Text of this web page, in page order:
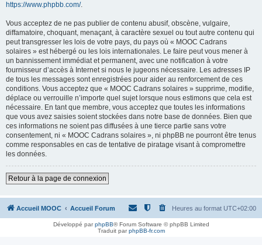
https://www.phpbb.com/.
Vous acceptez de ne pas publier de contenu abusif, obscène, vulgaire,
diffamatoire, choquant, menaçant, à caractère sexuel ou tout autre contenu qui
peut transgresser les lois de votre pays, du pays où « MOOC Cadrans
solaires » est hébergé ou les lois internationales. Le faire peut vous mener à
un bannissement immédiat et permanent, avec une notification à votre
fournisseur d’accès à Internet si nous le jugeons nécessaire. Les adresses IP
de tous les messages sont enregistrées pour aider au renforcement de ces
conditions. Vous acceptez que « MOOC Cadrans solaires » supprime, modifie,
déplace ou verrouille n’importe quel sujet lorsque nous estimons que cela est
nécessaire. En tant que membre, vous acceptez que toutes les informations
que vous avez saisies soient stockées dans notre base de données. Bien que
ces informations ne soient pas diffusées à une tierce partie sans votre
consentement, ni « MOOC Cadrans solaires », ni phpBB ne pourront être tenus
comme responsables en cas de tentative de piratage visant à compromettre
les données.
Retour à la page de connexion
Accueil MOOC Accueil Forum Heures au format UTC+02:00
Développé parphpBB® Forum Software © phpBB Limited
Traduit parphpBB-fr.com